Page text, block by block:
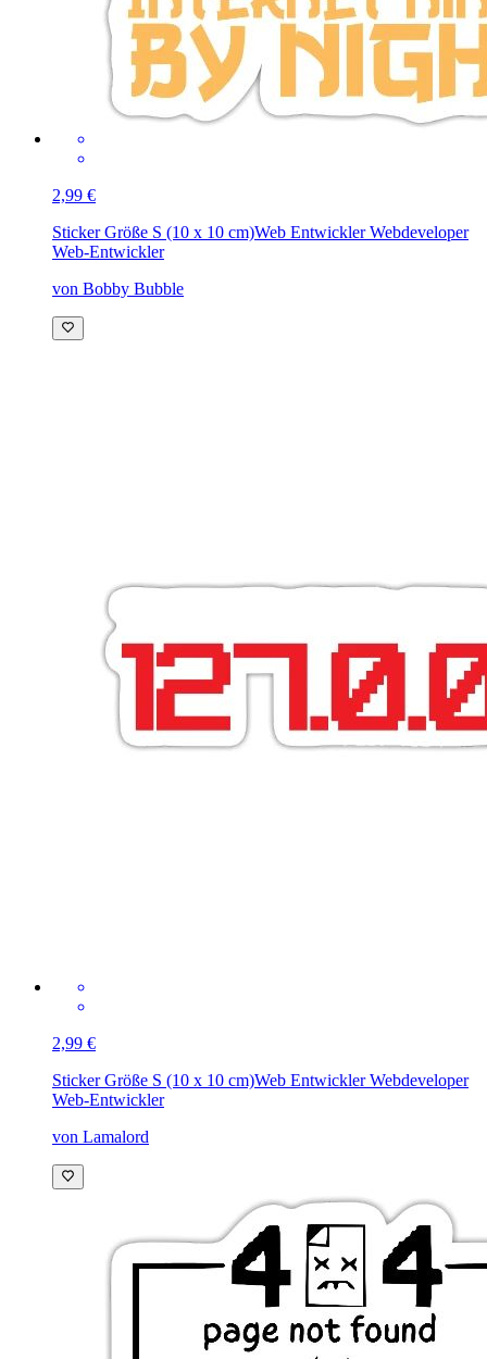
2,99 €
Sticker Größe S (10 x 10 cm)Web Entwickler Webdeveloper
Web-Entwickler
von Bobby Bubble
2,99 €
Sticker Größe S (10 x 10 cm)Web Entwickler Webdeveloper
Web-Entwickler
von Lamalord